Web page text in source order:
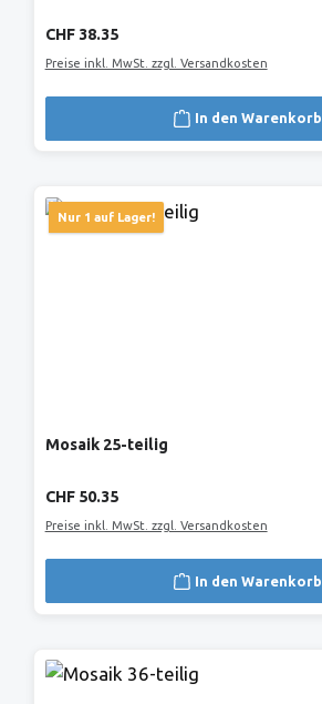
Regulärer Preis:
CHF 38.35
Preise inkl. MwSt. zzgl. Versandkosten
In den Warenkorb
Nur 1 auf Lager!
Mosaik 25-teilig
Regulärer Preis:
CHF 50.35
Preise inkl. MwSt. zzgl. Versandkosten
In den Warenkorb